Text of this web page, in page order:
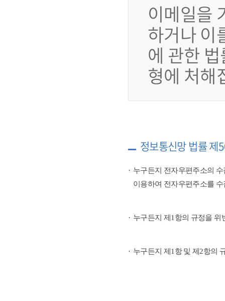
이메일을
하거나 이
에 관한
형에 처해
정보통신망 법률 제
누구든지 전자우편주소의
이용하여 전자우편주소를
누구든지 제1항의 규정을 위
누구든지 제1항 및 제2항의